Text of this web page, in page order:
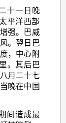
十一日晚
平洋西部
强。巴威
。翌日巴
，中心附
。其后巴
月二十七
晚在中国
间造成最